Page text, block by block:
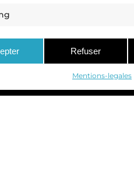
Refuser
Mentions-legales